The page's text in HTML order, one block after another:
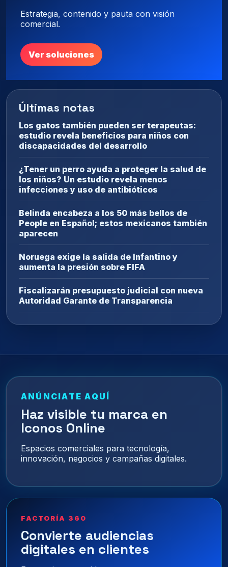
Estrategia, contenido y pauta con visión
comercial.
Ver soluciones
Últimas notas
Los gatos también pueden ser terapeutas:
estudio revela beneficios para niños con
discapacidades del desarrollo
¿Tener un perro ayuda a proteger la salud de
los niños? Un estudio revela menos
infecciones y uso de antibióticos
Belinda encabeza a los 50 más bellos de
People en Español; estos mexicanos también
aparecen
Noruega exige la salida de Infantino y
aumenta la presión sobre FIFA
Fiscalizarán presupuesto judicial con nueva
Autoridad Garante de Transparencia
ANÚNCIATE AQUÍ
Haz visible tu marca en
Iconos Online
Espacios comerciales para tecnología,
innovación, negocios y campañas digitales.
FACTORÍA 360
Convierte audiencias
digitales en clientes